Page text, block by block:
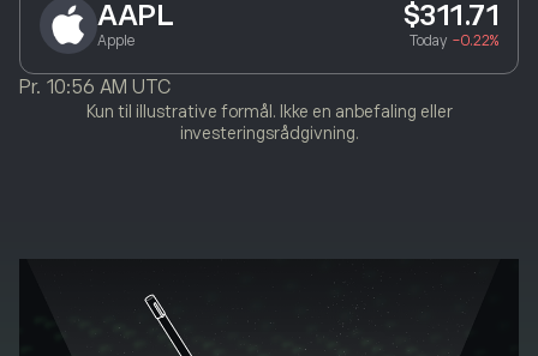
AAPL
Apple
$311.71
Today -0.22%
Pr. 10:56 AM UTC
Kun til illustrative formål. Ikke en anbefaling eller
investeringsrådgivning.